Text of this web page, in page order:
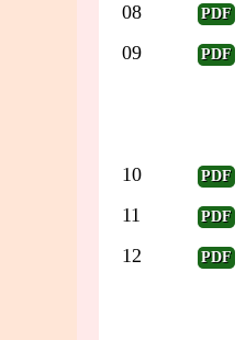
08
PDF
09
PDF
10
PDF
11
PDF
12
PDF